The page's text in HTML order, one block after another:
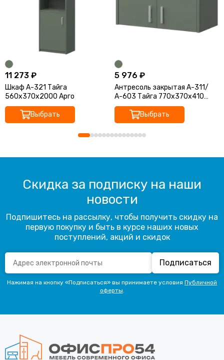
11 273 ₽
Шкаф А-321 Тайга
560x370x2000 Арго
Выбрать
5 976 ₽
Антресоль закрытая А-311/
А-603 Тайга 770x370x410
Арго
Выбрать
Скидка за подписку на наши
новости
Подпишитесь на рассылку, чтобы получить скидку на
первую покупку и быть в курсе наших новых
поступлений, акций и скидок
Подписаться
Нажимая на кнопку «Подписаться» вы принимаете условия Публичной
оферты.